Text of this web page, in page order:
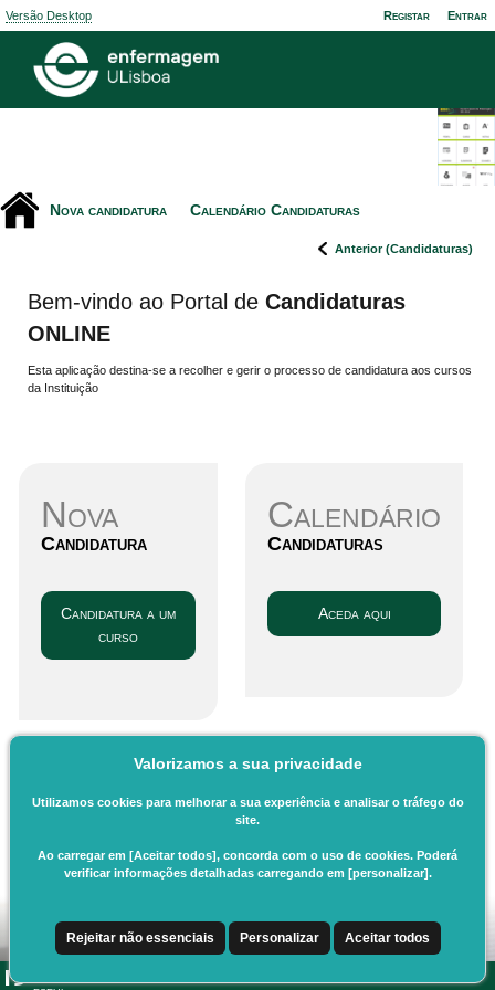
Versão Desktop Registar Entrar
Nova candidatura Calendário Candidaturas
Anterior (Candidaturas)
Bem-vindo ao Portal de Candidaturas
ONLINE
Esta aplicação destina-se a recolher e gerir o processo de candidatura aos cursos
da Instituição
Nova
Candidatura
Candidatura a um
curso
Calendário
Candidaturas
Aceda aqui
Valorizamos a sua privacidade
Utilizamos cookies para melhorar a sua experiência e analisar o tráfego do
site.
Ao carregar em [Aceitar todos], concorda com o uso de cookies. Poderá
verificar informações detalhadas carregando em [personalizar].
Rejeitar não essenciais Personalizar Aceitar todos